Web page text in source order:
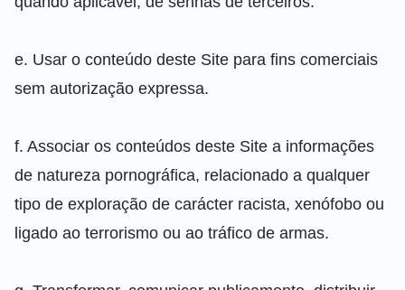
e. Usar o conteúdo deste Site para fins comerciais
sem autorização expressa.
f. Associar os conteúdos deste Site a informações
de natureza pornográfica, relacionado a qualquer
tipo de exploração de carácter racista, xenófobo ou
ligado ao terrorismo ou ao tráfico de armas.